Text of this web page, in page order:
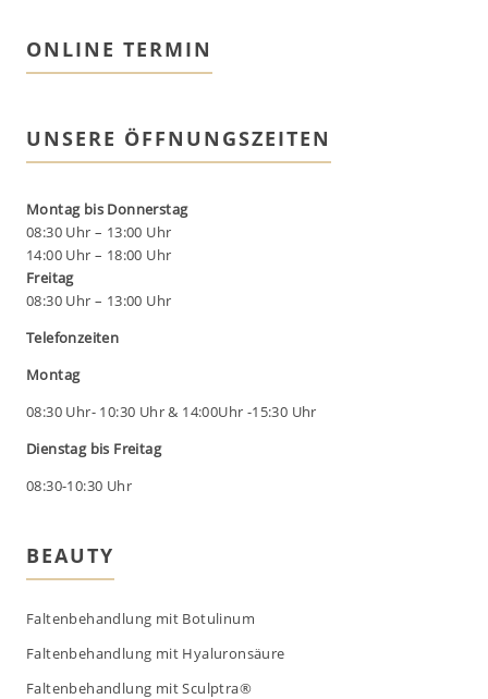
ONLINE TERMIN
UNSERE ÖFFNUNGSZEITEN
Montag bis Donnerstag
08:30 Uhr – 13:00 Uhr
14:00 Uhr – 18:00 Uhr
Freitag
08:30 Uhr – 13:00 Uhr
Telefonzeiten
Montag
08:30 Uhr- 10:30 Uhr & 14:00Uhr -15:30 Uhr
Dienstag bis Freitag
08:30-10:30 Uhr
BEAUTY
Faltenbehandlung mit Botulinum
Faltenbehandlung mit Hyaluronsäure
Faltenbehandlung mit Sculptra®